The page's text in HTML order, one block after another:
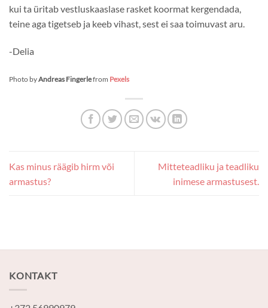
kui ta üritab vestluskaaslase rasket koormat kergendada,
teine ​​aga tigetseb ja keeb vihast, sest ei saa toimuvast aru.
-Delia
Photo byAndreas Fingerlefrom Pexels
Kas minus räägib hirm või
armastus?
Mitteteadliku ja teadliku
inimese armastusest.
KONTAKT